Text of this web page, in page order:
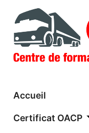
Accueil
Certificat OACP